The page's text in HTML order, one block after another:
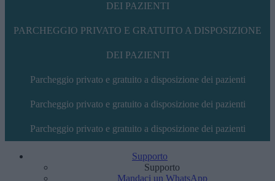
DEI PAZIENTI
PARCHEGGIO PRIVATO E GRATUITO A DISPOSIZIONE
DEI PAZIENTI
Parcheggio privato e gratuito a disposizione dei pazienti
Parcheggio privato e gratuito a disposizione dei pazienti
Parcheggio privato e gratuito a disposizione dei pazienti
Supporto
Supporto
Mandaci un WhatsApp